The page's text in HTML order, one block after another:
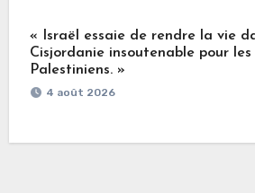
« Israël essaie de rendre la vie
Cisjordanie insoutenable pour les
Palestiniens. »
4 août 2026